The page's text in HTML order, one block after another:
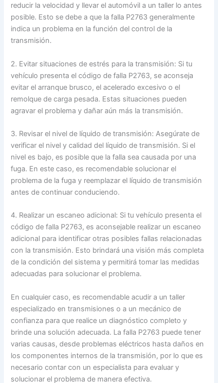
reducir la velocidad y llevar el automóvil a un taller lo antes
posible. Esto se debe a que la falla P2763 generalmente
indica un problema en la función del control de la
transmisión.
2. Evitar situaciones de estrés para la transmisión: Si tu
vehículo presenta el código de falla P2763, se aconseja
evitar el arranque brusco, el acelerado excesivo o el
remolque de carga pesada. Estas situaciones pueden
agravar el problema y dañar aún más la transmisión.
3. Revisar el nivel de líquido de transmisión: Asegúrate de
verificar el nivel y calidad del líquido de transmisión. Si el
nivel es bajo, es posible que la falla sea causada por una
fuga. En este caso, es recomendable solucionar el
problema de la fuga y reemplazar el líquido de transmisión
antes de continuar conduciendo.
4. Realizar un escaneo adicional: Si tu vehículo presenta el
código de falla P2763, es aconsejable realizar un escaneo
adicional para identificar otras posibles fallas relacionadas
con la transmisión. Esto brindará una visión más completa
de la condición del sistema y permitirá tomar las medidas
adecuadas para solucionar el problema.
En cualquier caso, es recomendable acudir a un taller
especializado en transmisiones o a un mecánico de
confianza para que realice un diagnóstico completo y
brinde una solución adecuada. La falla P2763 puede tener
varias causas, desde problemas eléctricos hasta daños en
los componentes internos de la transmisión, por lo que es
necesario contar con un especialista para evaluar y
solucionar el problema de manera efectiva.